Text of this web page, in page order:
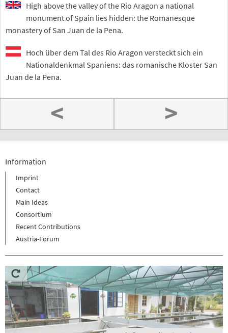
High above the valley of the Rio Aragon a national
monument of Spain lies hidden: the Romanesque
monastery of San Juan de la Pena.
Hoch über dem Tal des Rio Aragon versteckt sich ein
Nationaldenkmal Spaniens: das romanische Kloster San
Juan de la Pena.
< >
Information
Imprint
Contact
Main Ideas
Consortium
Recent Contributions
Austria-Forum